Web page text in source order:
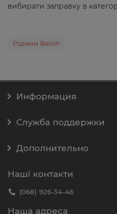
вибирати заправку в
Рідини Balon
Информация
Служба поддержки
Дополнительно
Наші контакти
(068) 926-34-46
Наша адреса